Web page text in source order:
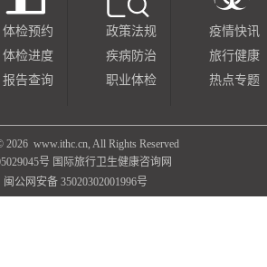
体检预约
体检进度
报告查询
政策法规
疾病防治
职业体检
疫情快讯
旅行健康
热点专题
2026 www.ithc.cn, All Rights Reserved
号 国际旅行卫生健康咨询网
闽公网安备 35020302001996号